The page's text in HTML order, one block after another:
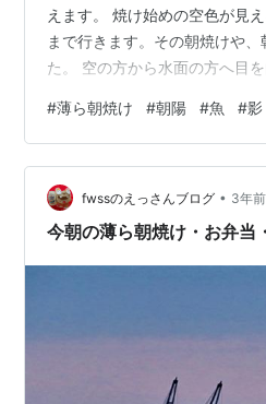
えます。 焼け始めの空色が見
まで行きます。その朝焼けや
た。 空の方から水面の方へ目
の魚たちの様子からアップしま
の砂へ、映し出しています。
す。 今日も午後から、さらに
#薄ら朝焼け #朝陽 #魚 #影
fwssのえっさんブログ • 3年前
今朝の薄ら朝焼け・お弁当